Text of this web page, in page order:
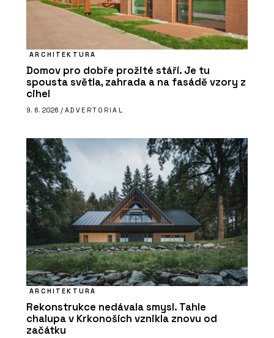
ARCHITEKTURA
Domov pro dobře prožité stáří. Je tu
spousta světla, zahrada a na fasádě vzory z
cihel
9. 6. 2026 / ADVERTORIAL
ARCHITEKTURA
Rekonstrukce nedávala smysl. Tahle
chalupa v Krkonoších vznikla znovu od
začátku